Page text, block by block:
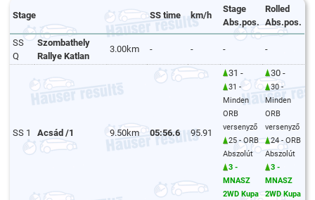
Stage SS time km/h
Stage
Abs.pos.
Rolled
Abs.pos.
SS
Q
Szombathely
Rallye Katlan
3.00km - - - -
SS 1 Acsád /1 9.50km 05:56.6 95.91
31 -
31 -
Minden
ORB
versenyző
25 - ORB
Abszolút
3 -
MNASZ
2WD Kupa
30 -
30 -
Minden
ORB
versenyző
24 - ORB
Abszolút
3 -
MNASZ
2WD Kupa